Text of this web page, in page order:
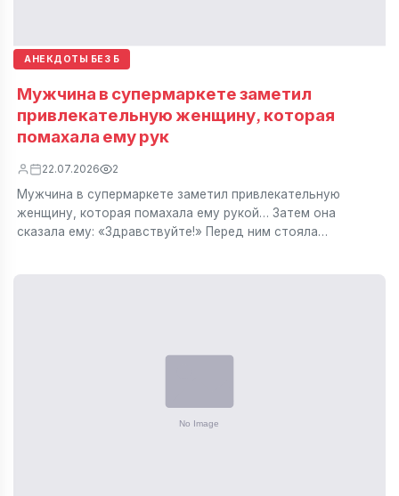
АНЕКДОТЫ БЕЗ Б
Мужчина в супермаркете заметил
привлекательную женщину, которая
помахала ему рук
22.07.2026 2
Мужчина в супермаркете заметил привлекательную
женщину, которая помахала ему рукой… Затем она
сказала ему: «Здравствуйте!» Перед ним стояла…